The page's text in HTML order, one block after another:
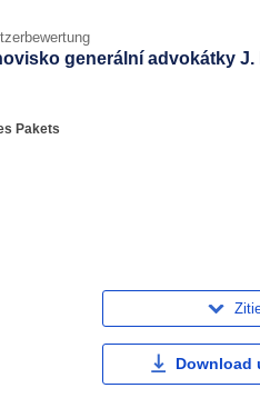
generální advokátky
Pakets
Download